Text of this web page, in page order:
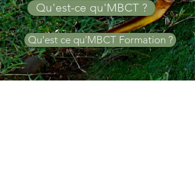
Qu'est-ce qu'MBCT ?
Qu'est ce qu'MBCT Formation ?